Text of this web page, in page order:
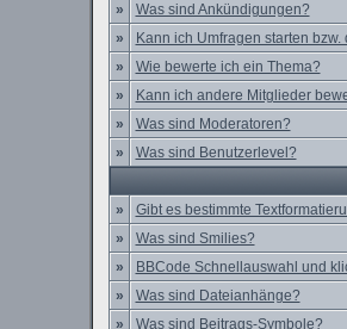
»
Was sind Ankündigungen?
»
Kann ich Umfragen starten
»
Wie bewerte ich ein Thema?
»
Kann ich andere Mitglieder
»
Was sind Moderatoren?
»
Was sind Benutzerlevel?
»
Gibt es bestimmte
»
Was sind Smilies?
»
BBCode Schnellauswahl und
»
Was sind Dateianhänge?
»
Was sind Beitrags-Symbole?